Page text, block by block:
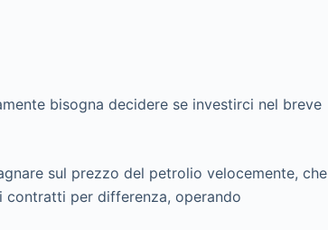
bisogna decidere se investirci nel breve
sul prezzo del petrolio velocemente, che
contratti per differenza, operando